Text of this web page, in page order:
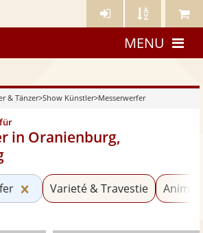
Künstler- Künstler Meine
MENU
& Tänzer>Show Künstler>Messerwerfer
in Oranienburg,
Künstler»
Kategorie «Messerwerfer»
Varieté & Travestie